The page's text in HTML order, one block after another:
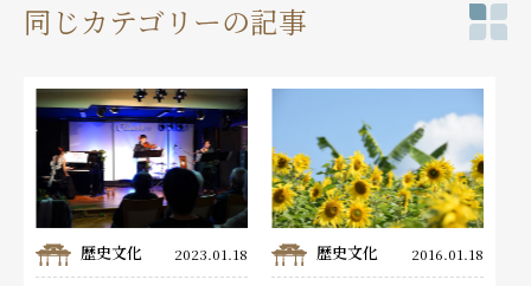
同じカテゴリーの記事
歴史文化 2023.01.18 歴史文化 2016.01.18